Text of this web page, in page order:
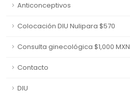
Anticonceptivos
Colocación DIU Nulipara $570
Consulta ginecológica $1,000 MXN
Contacto
DIU